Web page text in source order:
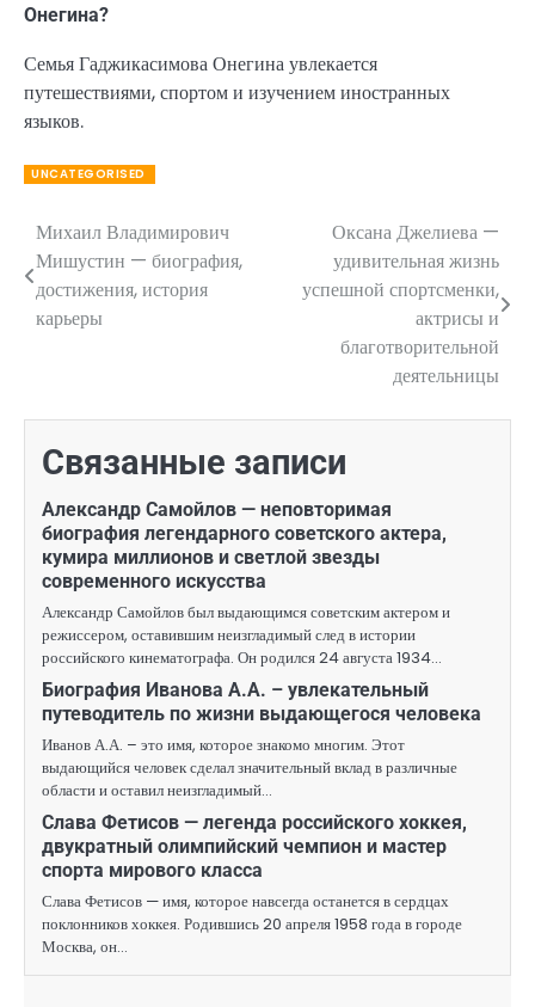
Онегина?
Семья Гаджикасимова Онегина увлекается
путешествиями, спортом и изучением иностранных
языков.
UNCATEGORISED
Навигация
по
записям
Михаил Владимирович
Мишустин — биография,
достижения, история
карьеры
Оксана Джелиева —
удивительная жизнь
успешной спортсменки,
актрисы и
благотворительной
деятельницы
Связанные записи
Александр Самойлов — неповторимая
биография легендарного советского актера,
кумира миллионов и светлой звезды
современного искусства
Александр Самойлов был выдающимся советским актером и
режиссером, оставившим неизгладимый след в истории
российского кинематографа. Он родился 24 августа 1934…
Биография Иванова А.А. – увлекательный
путеводитель по жизни выдающегося человека
Иванов А.А. – это имя, которое знакомо многим. Этот
выдающийся человек сделал значительный вклад в различные
области и оставил неизгладимый…
Слава Фетисов — легенда российского хоккея,
двукратный олимпийский чемпион и мастер
спорта мирового класса
Слава Фетисов — имя, которое навсегда останется в сердцах
поклонников хоккея. Родившись 20 апреля 1958 года в городе
Москва, он…